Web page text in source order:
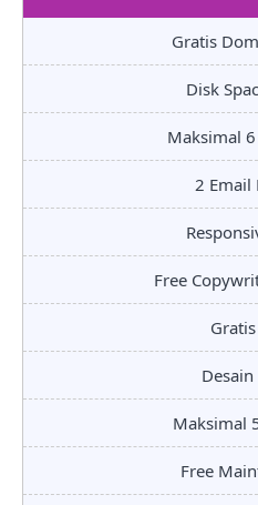
Gratis
Disk
Maksimal
2 Email
Free
Gratis
Maksimal
Free